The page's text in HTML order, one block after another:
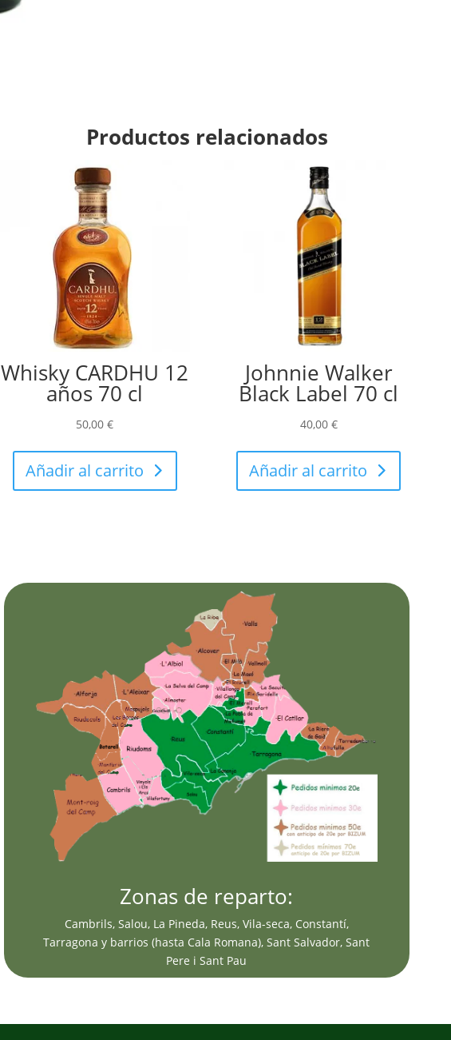
Productos relacionados
Whisky CARDHU 12
años 70 cl
50,00€
Añadir al carrito
Johnnie Walker
Black Label 70 cl
40,00 €
Añadir al carrito
Zonas de reparto:
Cambrils, Salou, La Pineda, Reus, Vila-seca, Constantí,
Tarragona y barrios (hasta Cala Romana), Sant Salvador, Sant
Pere i Sant Pau